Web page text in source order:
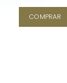
COMPRAR